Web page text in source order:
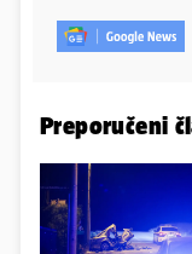
Preporučeni